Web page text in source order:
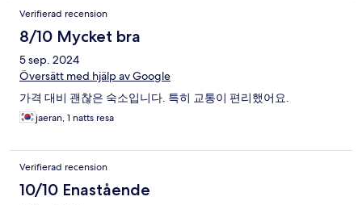
Verifierad recension
8/10 Mycket bra
5 sep. 2024
Översätt med hjälp av Google
가격 대비 괜찮은 숙소입니다. 특히 교통이 편리했어요.
jaeran, 1 natts resa
Verifierad recension
10/10 Enastående